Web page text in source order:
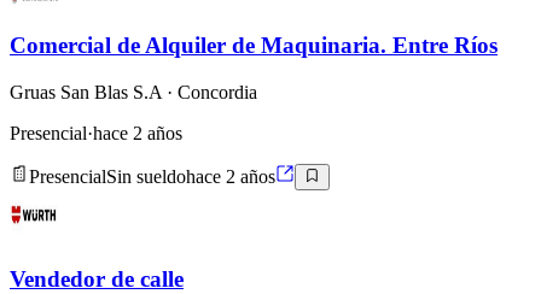
Comercial de Alquiler de Maquinaria. Entre Ríos
Gruas San Blas S.A · Concordia
Presencial·hace 2 años
PresencialSin sueldohace 2 años
Vendedor de calle